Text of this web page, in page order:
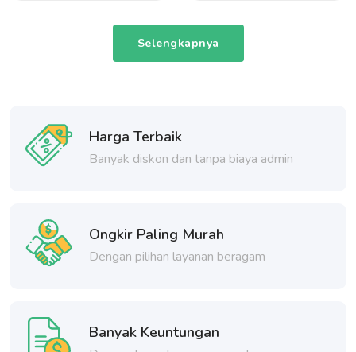
Selengkapnya
Harga Terbaik
Banyak diskon dan tanpa biaya admin
Ongkir Paling Murah
Dengan pilihan layanan beragam
Banyak Keuntungan